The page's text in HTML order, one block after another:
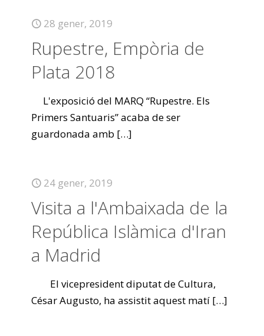
28 gener, 2019
Rupestre, Empòria de
Plata 2018
L'exposició del MARQ “Rupestre. Els
Primers Santuaris” acaba de ser
guardonada amb […]
24 gener, 2019
Visita a l'Ambaixada de la
República Islàmica d'Iran
a Madrid
El vicepresident diputat de Cultura,
César Augusto, ha assistit aquest matí […]